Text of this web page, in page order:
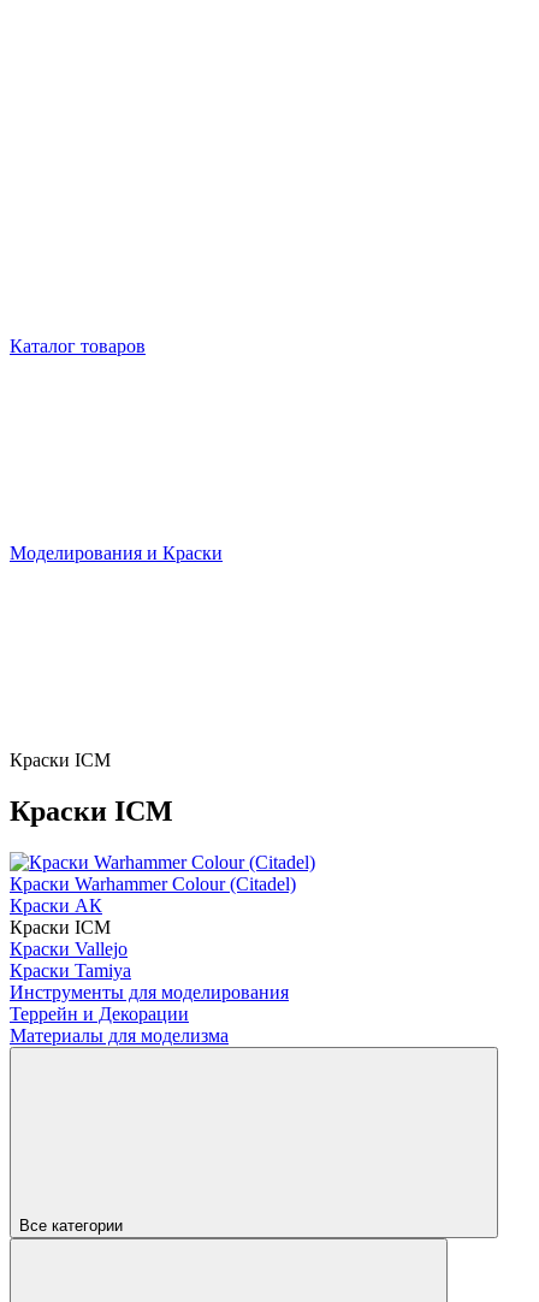
Каталог товаров
Моделирования и Краски
Краски ICM
Краски ICM
Краски Warhammer Colour (Citadel)
Краски АК
Краски ICM
Краски Vallejo
Краски Tamiya
Инструменты для моделирования
Террейн и Декорации
Материалы для моделизма
Все категории